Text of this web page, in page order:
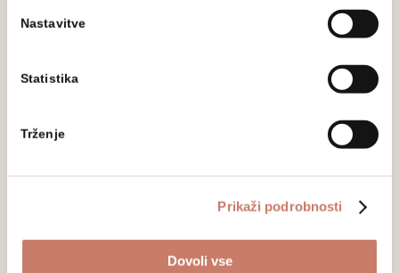
Nastavitve
Statistika
Trženje
Prikaži podrobnosti
Dovoli vse
da vas Mestni muzej Idrija na vaš elektronski naslov
podatkov ter pravic in obveznosti v tej zvezi, so
opredeljena v Politiki varstva osebnih podatkov, ki je
Politika zasebnosti. S seznama
ali klikom na odjava.